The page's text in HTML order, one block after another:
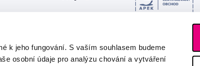
k jeho fungování. S vaším souhlasem budeme
osobní údaje pro analýzu chování a vytváření